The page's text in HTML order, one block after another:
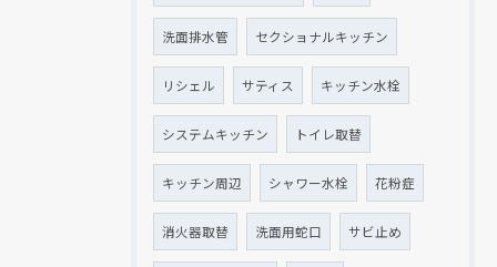
洗面排水管 セクショナルキッチン
リシェル サティス キッチン水栓
システムキッチン トイレ取替
キッチン周辺 シャワー水栓 花粉症
消火器取替 洗面用蛇口 サビ止め